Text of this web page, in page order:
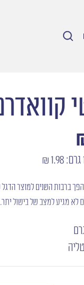
ברבות השנים למוצר הדגל
לא מגיע למצב של בישול